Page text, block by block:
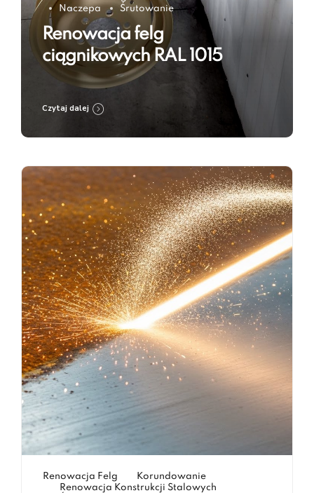
Naczepa
Śrutowanie
Renowacja felg
ciągnikowych RAL 1015
Czytaj dalej
Renowacja Felg
Korundowanie
Renowacja Konstrukcji Stalowych